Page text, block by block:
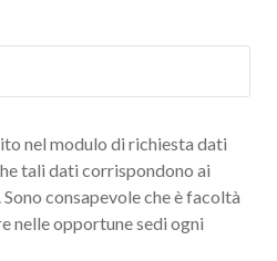
nel modulo di richiesta dati
tali dati corrispondono ai
consapevole che è facoltà
nelle opportune sedi ogni